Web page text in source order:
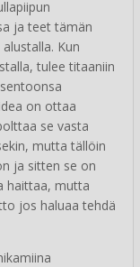
ja teet tämän
Kun
tulee titaaniin
on ottaa
se vasta
mutta tällöin
ja sitten se on
haittaa, mutta
jos haluaa tehdä